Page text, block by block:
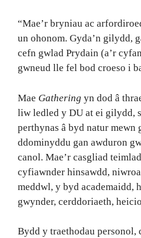
“Mae’r bryniau ac
un ohonom. Gyda’n gilydd,
cefn gwlad Prydain (a’r
gwneud lle fel bod croeso i
Mae Gathering yn dod â
liw ledled y DU at ei gilydd,
perthynas â byd natur mewn
ddominyddu gan awduron
canol. Mae’r casgliad
cyfiawnder hinsawdd,
meddwl, y byd academaidd,
gwynder, cerddoriaeth,
Bydd y traethodau